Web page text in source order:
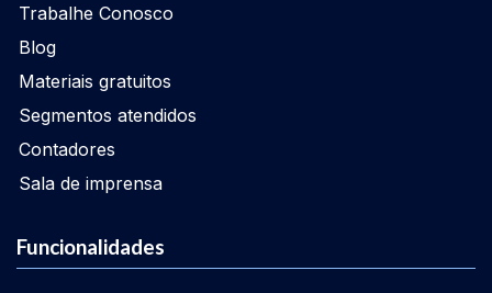
Trabalhe Conosco
Blog
Materiais gratuitos
Segmentos atendidos
Contadores
Sala de imprensa
Funcionalidades